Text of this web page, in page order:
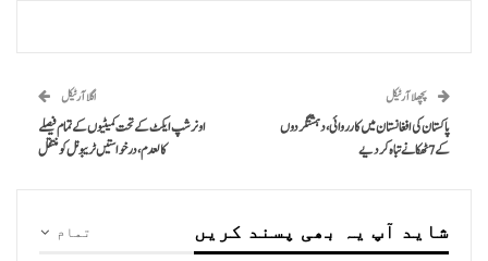
پچھلا آرٹیکل
پاکستان کی افغانستان میں کارروائی، دہشتگردوں
کے 7 ٹھکانے تباہ کر دیے
اگلا آرٹیکل
اونر شپ ایکٹ کے تحت کمیٹیوں کے تمام فیصلے
کالعدم، درخواستیں ٹریبونل کو منتقل
تمام شاید آپ یہ بھی پسند کریں